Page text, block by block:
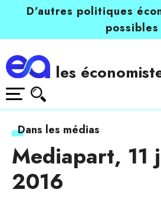
D’autres politiques
possibles
les
Dans les médias
Mediapart, 11
2016